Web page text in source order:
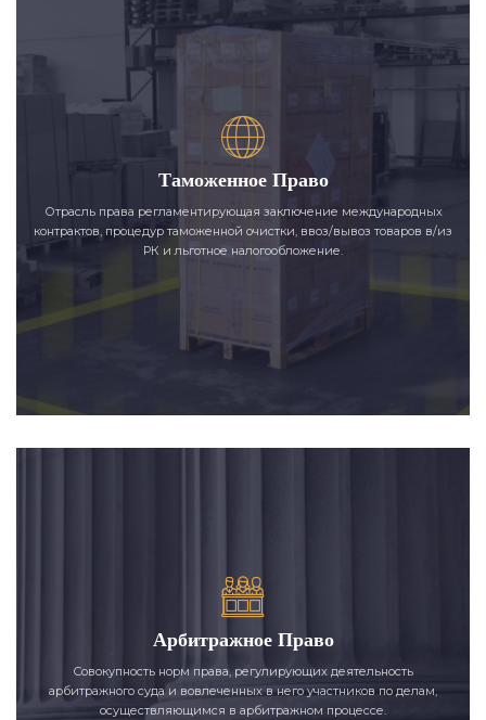
Таможенное Право
Отрасль права регламентирующая заключение международных
контрактов, процедур таможенной очистки, ввоз/вывоз товаров в/из
РК и льготное налогообложение.
Арбитражное Право
Совокупность норм права, регулирующих деятельность
арбитражного суда и вовлеченных в него участников по делам,
осуществляющимся в арбитражном процессе.